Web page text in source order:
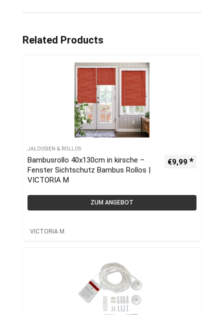
Related Products
JALOUSIEN & ROLLOS
Bambusrollo 40x130cm in kirsche –
Fenster Sichtschutz Bambus Rollos |
VICTORIA M
€9,99
ZUM ANGEBOT
VICTORIA M